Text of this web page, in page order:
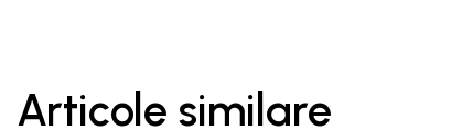
Articole similare